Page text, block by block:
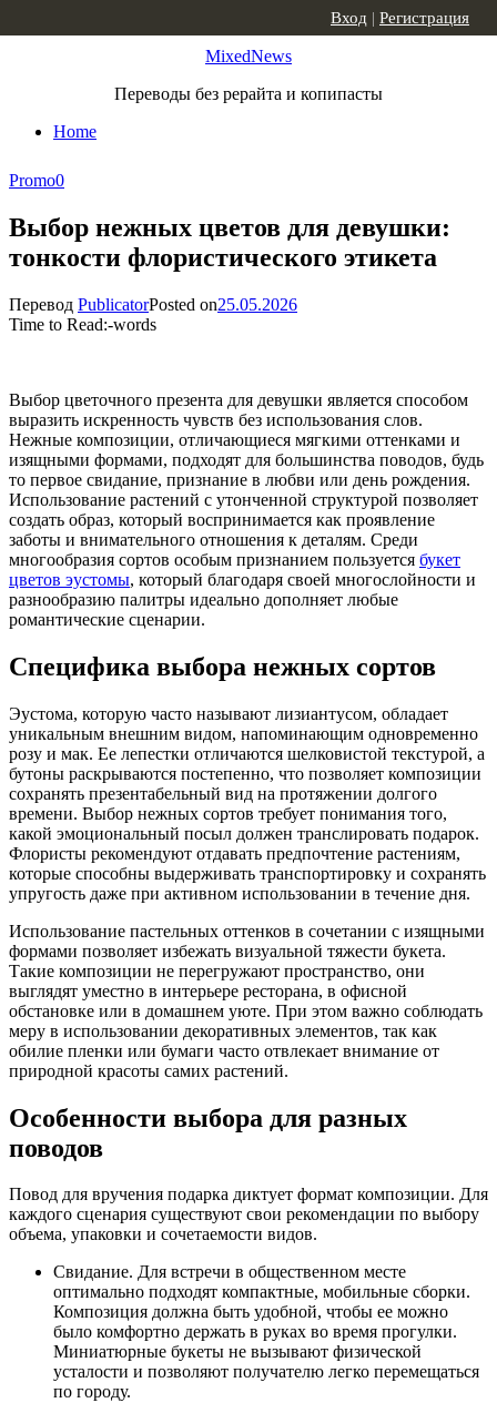
MixedNews
Переводы без рерайта и копипасты
Home
Вход | Регистрация
Promo0
Выбор нежных цветов для девушки:
тонкости флористического этикета
Перевод PublicatorPosted on25.05.2026
Time to Read:-words
Выбор цветочного презента для девушки является способом
выразить искренность чувств без использования слов.
Нежные композиции, отличающиеся мягкими оттенками и
изящными формами, подходят для большинства поводов, будь
то первое свидание, признание в любви или день рождения.
Использование растений с утонченной структурой позволяет
создать образ, который воспринимается как проявление
заботы и внимательного отношения к деталям. Среди
многообразия сортов особым признанием пользуется букет
цветов эустомы, который благодаря своей многослойности и
разнообразию палитры идеально дополняет любые
романтические сценарии.
Специфика выбора нежных сортов
Эустома, которую часто называют лизиантусом, обладает
уникальным внешним видом, напоминающим одновременно
розу и мак. Ее лепестки отличаются шелковистой текстурой, а
бутоны раскрываются постепенно, что позволяет композиции
сохранять презентабельный вид на протяжении долгого
времени. Выбор нежных сортов требует понимания того,
какой эмоциональный посыл должен транслировать подарок.
Флористы рекомендуют отдавать предпочтение растениям,
которые способны выдерживать транспортировку и сохранять
упругость даже при активном использовании в течение дня.
Использование пастельных оттенков в сочетании с изящными
формами позволяет избежать визуальной тяжести букета.
Такие композиции не перегружают пространство, они
выглядят уместно в интерьере ресторана, в офисной
обстановке или в домашнем уюте. При этом важно соблюдать
меру в использовании декоративных элементов, так как
обилие пленки или бумаги часто отвлекает внимание от
природной красоты самих растений.
Особенности выбора для разных
поводов
Повод для вручения подарка диктует формат композиции. Для
каждого сценария существуют свои рекомендации по выбору
объема, упаковки и сочетаемости видов.
Свидание. Для встречи в общественном месте
оптимально подходят компактные, мобильные сборки.
Композиция должна быть удобной, чтобы ее можно
было комфортно держать в руках во время прогулки.
Миниатюрные букеты не вызывают физической
усталости и позволяют получателю легко перемещаться
по городу.